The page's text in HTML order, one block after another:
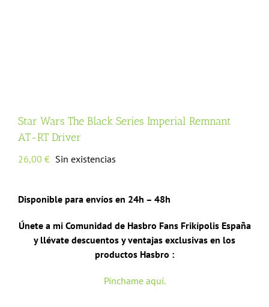
Star Wars The Black Series Imperial Remnant
AT-RT Driver
26,00 € Sin existencias
Disponible para envíos en 24h – 48h
Únete a mi Comunidad de Hasbro Fans Frikípolis España
y llévate descuentos y ventajas exclusivas en los
productos Hasbro :
Pínchame aquí.